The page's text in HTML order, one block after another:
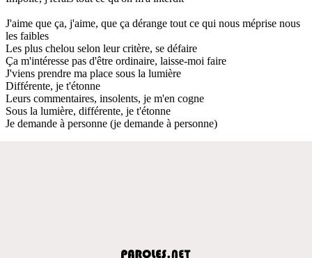
J'aime que ça, j'aime, que ça dérange tout ce qui nous méprise nous
les faibles
Les plus chelou selon leur critère, se défaire
Ça m'intéresse pas d'être ordinaire, laisse-moi faire
J'viens prendre ma place sous la lumière
Différente, je t'étonne
Leurs commentaires, insolents, je m'en cogne
Sous la lumière, différente, je t'étonne
Je demande à personne (je demande à personne)